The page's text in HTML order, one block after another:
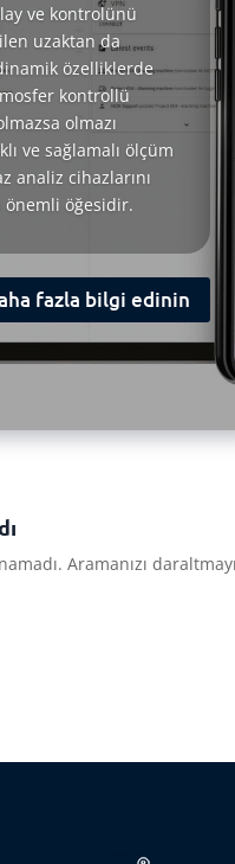
ve kontrolünü
uzaktan da
özelliklerde
kontrollü
olmazı
ve sağlamalı ölçüm
analiz cihazlarını
önemli öğesidir.
fazla bilgi edinin
Aramanızı